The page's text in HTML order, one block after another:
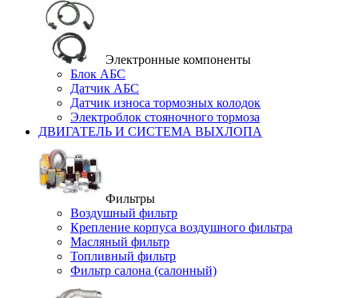
Электронные компоненты
Блок АБС
Датчик АБС
Датчик износа тормозных колодок
Электроблок стояночного тормоза
ДВИГАТЕЛЬ И СИСТЕМА ВЫХЛОПА
Фильтры
Воздушный фильтр
Крепление корпуса воздушного фильтра
Масляный фильтр
Топливный фильтр
Фильтр салона (салонный)